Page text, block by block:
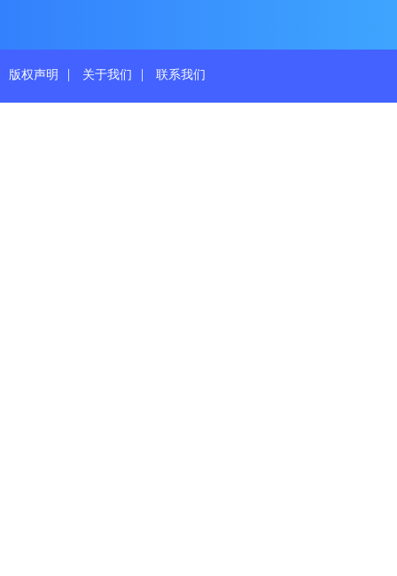
版权声明 | 关于我们 | 联系我们